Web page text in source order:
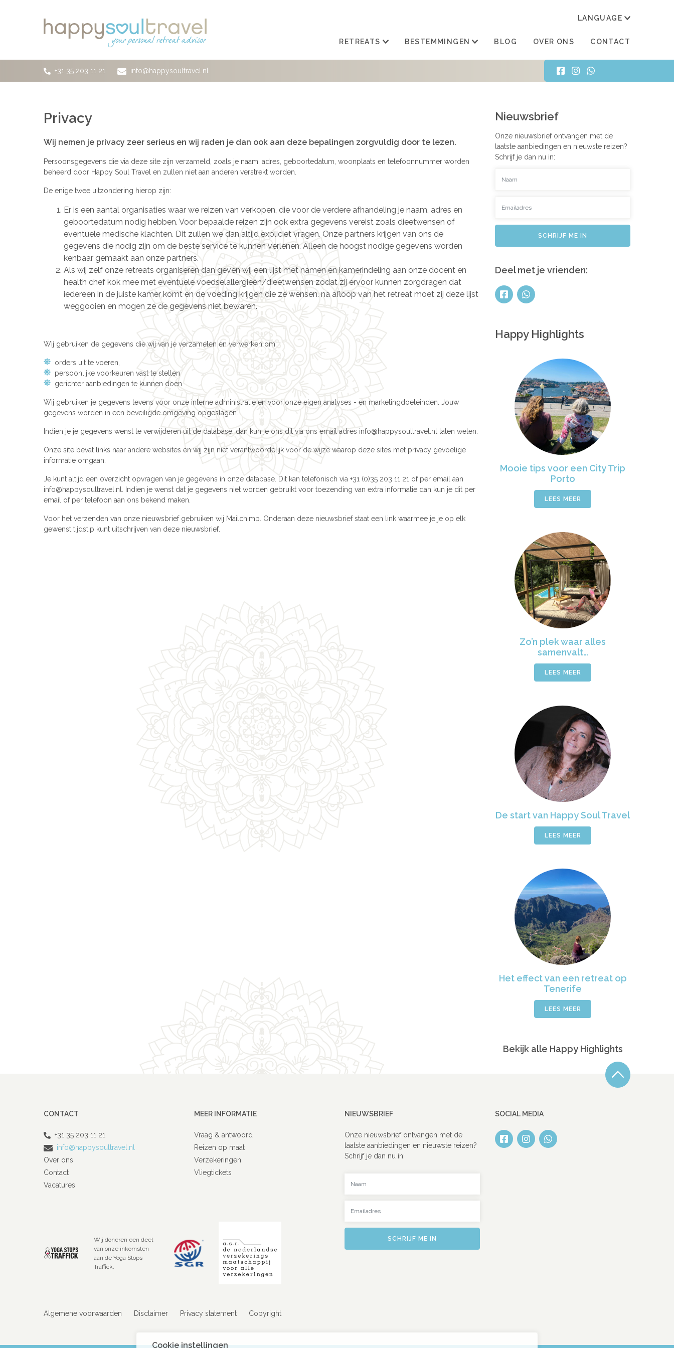
RETREATS BESTEMMINGEN BLOG OVER ONS CONTACT
LANGUAGE
+31 35 203 11 21 info@happysoultravel.nl
Privacy
Wij nemen je privacy zeer serieus en wij raden je dan ook aan deze bepalingen zorgvuldig door te lezen.
Persoonsgegevens die via deze site zijn verzameld, zoals je naam, adres, geboortedatum, woonplaats en telefoonnummer worden
beheerd door Happy Soul Travel en zullen niet aan anderen verstrekt worden.
De enige twee uitzondering hierop zijn:
Er is een aantal organisaties waar we reizen van verkopen, die voor de verdere afhandeling je naam, adres en
geboortedatum nodig hebben. Voor bepaalde reizen zijn ook extra gegevens vereist zoals dieetwensen of
eventuele medische klachten. Dit zullen we dan altijd expliciet vragen. Onze partners krijgen van ons de
gegevens die nodig zijn om de beste service te kunnen verlenen. Alleen de hoogst nodige gegevens worden
kenbaar gemaakt aan onze partners.
Als wij zelf onze retreats organiseren dan geven wij een lijst met namen en kamerindeling aan onze docent en
health chef kok mee met eventuele voedselallergieën/dieetwensen zodat zij ervoor kunnen zorgdragen dat
iedereen in de juiste kamer komt en de voeding krijgen die ze wensen. na afloop van het retreat moet zij deze lijst
weggooien en mogen ze de gegevens niet bewaren.
Wij gebruiken de gegevens die wij van je verzamelen en verwerken om:
orders uit te voeren,
persoonlijke voorkeuren vast te stellen
gerichter aanbiedingen te kunnen doen
Wij gebruiken je gegevens tevens voor onze interne administratie en voor onze eigen analyses - en marketingdoeleinden. Jouw
gegevens worden in een beveiligde omgeving opgeslagen.
Indien je je gegevens wenst te verwijderen uit de database, dan kun je ons dit via ons email adres info@happysoultravel.nl laten weten.
Onze site bevat links naar andere websites en wij zijn niet verantwoordelijk voor de wijze waarop deze sites met privacy gevoelige
informatie omgaan.
Je kunt altijd een overzicht opvragen van je gegevens in onze database. Dit kan telefonisch via +31 (0)35 203 11 21 of per email aan
info@happysoultravel.nl. Indien je wenst dat je gegevens niet worden gebruikt voor toezending van extra informatie dan kun je dit per
email of per telefoon aan ons bekend maken.
Voor het verzenden van onze nieuwsbrief gebruiken wij Mailchimp. Onderaan deze nieuwsbrief staat een link waarmee je je op elk
gewenst tijdstip kunt uitschrijven van deze nieuwsbrief.
Nieuwsbrief
Onze nieuwsbrief ontvangen met de
laatste aanbiedingen en nieuwste reizen?
Schrijf je dan nu in:
SCHRIJF ME IN
Deel met je vrienden:
Happy Highlights
Mooie tips voor een City Trip
Porto
LEES MEER
Zo’n plek waar alles
samenvalt…
LEES MEER
De start van Happy Soul Travel
LEES MEER
Het effect van een retreat op
Tenerife
LEES MEER
Bekijk alle Happy Highlights
CONTACT
+31 35 203 11 21
info@happysoultravel.nl
Over ons
Contact
Vacatures
MEER INFORMATIE
Vraag & antwoord
Reizen op maat
Verzekeringen
Vliegtickets
NIEUWSBRIEF
Onze nieuwsbrief ontvangen met de
laatste aanbiedingen en nieuwste reizen?
Schrijf je dan nu in:
SCHRIJF ME IN
SOCIAL MEDIA
Wij doneren een deel
van onze inkomsten
aan de Yoga Stops
Traffick.
Algemene voorwaarden Disclaimer Privacy statement Copyright
Cookie instellingen